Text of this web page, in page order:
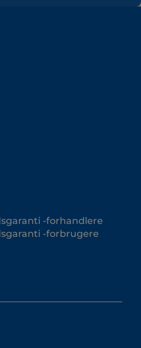
-forhandlere
-forbrugere